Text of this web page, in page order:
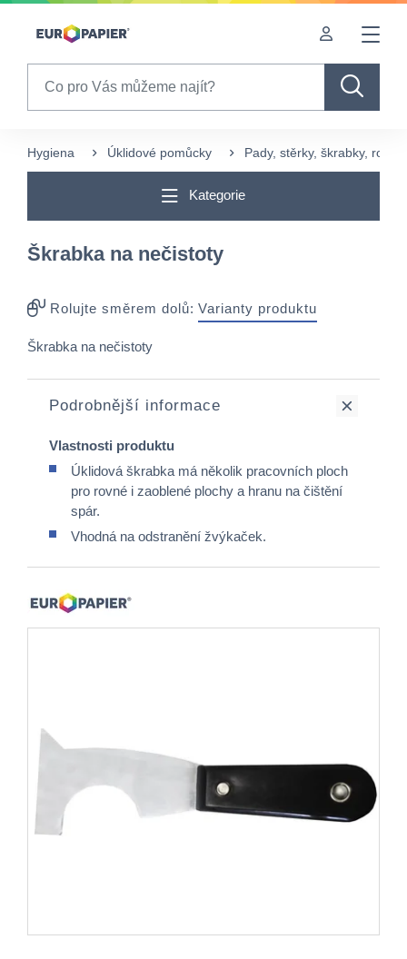
Table Of Content
Hygiena Úklidové pomůcky Pady, stěrky, škrabky,
Kategorie
Škrabka na nečistoty
Rolujte směrem dolů: Varianty produktu
Škrabka na nečistoty
Podrobnější informace
Vlastnosti produktu
Úklidová škrabka má několik pracovních ploch
pro rovné i zaoblené plochy a hranu na čištění
spár.
Vhodná na odstranění žvýkaček.